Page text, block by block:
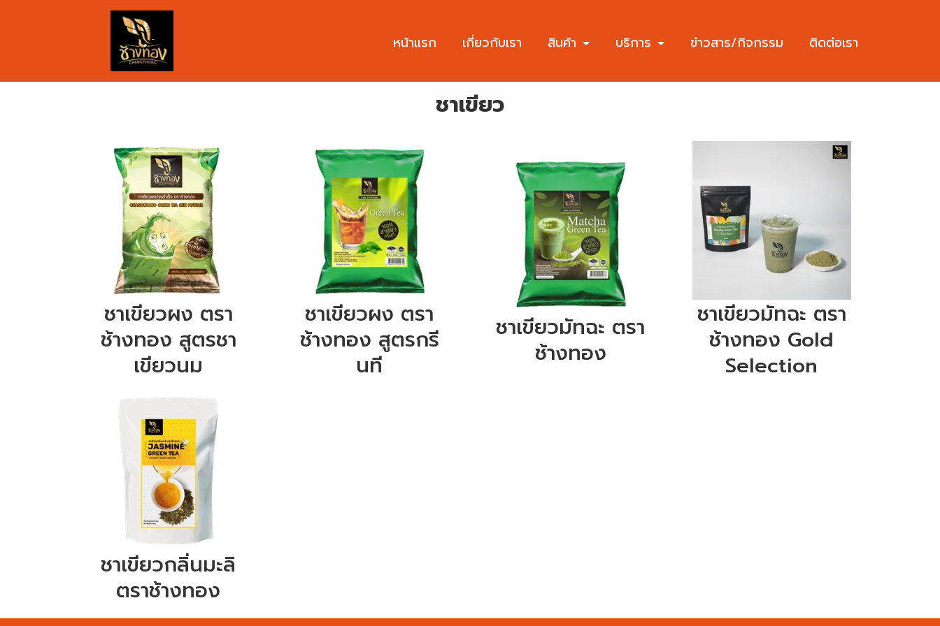
หน้าแรก เกี่ยวกับเรา สินค้า บริการ ข่าวสาร/กิจกรรม ติดต่อเรา
ชาเขียว
ชาเขียวผง ตรา
ช้างทอง สูตรชา
เขียวนม
ชาเขียวผง ตรา
ช้างทอง สูตรกรี
นที
ชาเขียวมัทฉะ ตรา
ช้างทอง
ชาเขียวมัทฉะ ตรา
ช้างทอง Gold
Selection
ชาเขียวกลิ่นมะลิ
ตราช้างทอง